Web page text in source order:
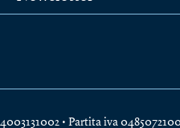
• Partita iva